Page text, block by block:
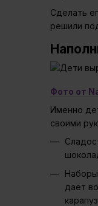
Сделать
решили
Фото от
Именно
своими
дает